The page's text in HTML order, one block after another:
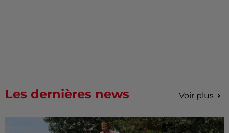
Les dernières news Voir plus